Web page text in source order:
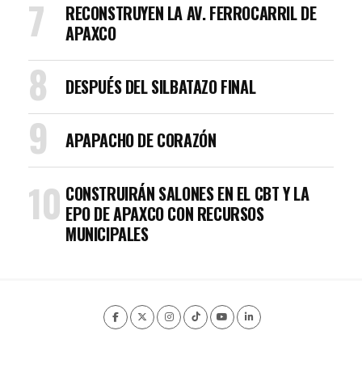
RECONSTRUYEN LA AV. FERROCARRIL DE
APAXCO
DESPUÉS DEL SILBATAZO FINAL
APAPACHO DE CORAZÓN
CONSTRUIRÁN SALONES EN EL CBT Y LA
EPO DE APAXCO CON RECURSOS
MUNICIPALES